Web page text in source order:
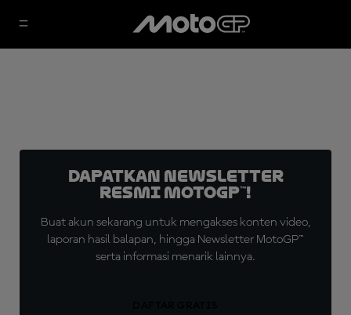
Dapatkan Newsletter
Resmi MotoGP™!
Buat akun sekarang untuk mengakses konten video,
laporan hasil balapan, hingga Newsletter MotoGP™
serta informasi menarik lainnya.